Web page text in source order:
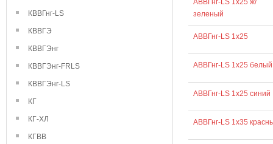
КВВГнг-LS
КВВГЭ
КВВГЭнг
КВВГЭнг-FRLS
КВВГЭнг-LS
КГ
КГ-ХЛ
КГВВ
АВВГнг-LS 1х25 ж/
зеленый
АВВГнг-LS 1х25
АВВГнг-LS 1х25 белый
АВВГнг-LS 1х25 синий
АВВГнг-LS 1х35